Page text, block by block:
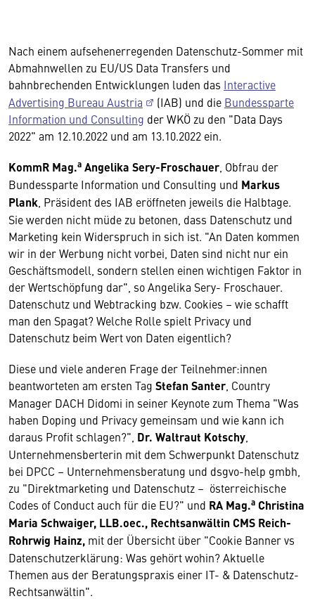
Nach einem aufsehenerregenden Datenschutz-Sommer mit
Abmahnwellen zu EU/US Data Transfers und
bahnbrechenden Entwicklungen luden das Interactive
Advertising Bureau Austria
(IAB) und die Bundessparte
Information und Consulting der WKÖ zu den "Data Days
2022" am 12.10.2022 und am 13.10.2022 ein.
KommR Mag.a Angelika Sery-Froschauer , Obfrau der
Bundessparte Information und Consulting und Markus
Plank , Präsident des IAB eröffneten jeweils die Halbtage.
Sie werden nicht müde zu betonen, dass Datenschutz und
Marketing kein Widerspruch in sich ist. "An Daten kommen
wir in der Werbung nicht vorbei, Daten sind nicht nur ein
Geschäftsmodell, sondern stellen einen wichtigen Faktor in
der Wertschöpfung dar", so Angelika Sery- Froschauer.
Datenschutz und Webtracking bzw. Cookies – wie schafft
man den Spagat? Welche Rolle spielt Privacy und
Datenschutz beim Wert von Daten eigentlich?
Diese und viele anderen Frage der Teilnehmer:innen
beantworteten am ersten Tag Stefan Santer , Country
Manager DACH Didomi in seiner Keynote zum Thema "Was
haben Doping und Privacy gemeinsam und wie kann ich
daraus Profit schlagen?", Dr. Waltraut Kotschy
Unternehmensberterin mit dem Schwerpunkt Datenschutz
bei DPCC – Unternehmensberatung und dsgvo-help gmbh,
zu "Direktmarketing und Datenschutz – österreichische
Codes of Conduct auch für die EU?" und RA Mag.a Christina
Maria Schwaiger, LLB.oec., Rechtsanwältin CMS Reich-
Rohrwig Hainz, mit der Übersicht über "Cookie Banner vs
Datenschutzerklärung: Was gehört wohin? Aktuelle
Themen aus der Beratungspraxis einer IT- & Datenschutz-
Rechtsanwältin".